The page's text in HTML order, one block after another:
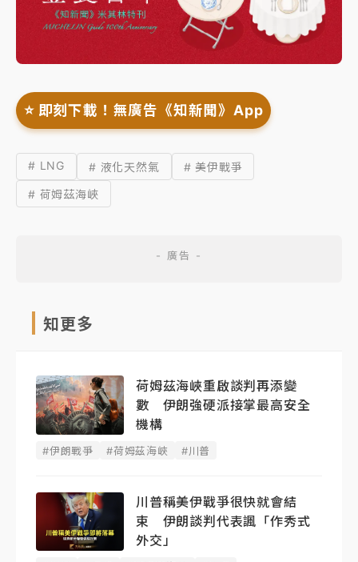
⭐️ 即刻下載！無廣告《知新聞》App
# LNG # 液化天然氣
# 美伊戰爭
# 荷姆茲海峽
知更多
荷姆茲海峽重啟談判再添變
數 伊朗強硬派接掌最高安全
機構
#伊朗戰爭 #荷姆茲海峽 #川普
川普稱美伊戰爭很快就會結
束 伊朗談判代表諷「作秀式
外交」